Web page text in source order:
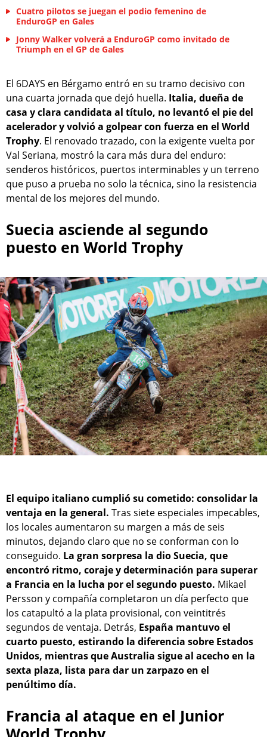
Cuatro pilotos se juegan el podio femenino de
EnduroGP en Gales
Jonny Walker volverá a EnduroGP como invitado de
Triumph en el GP de Gales
El 6DAYS en Bérgamo entró en su tramo decisivo con
una cuarta jornada que dejó huella. Italia, dueña de
casa y clara candidata al título, no levantó el pie del
acelerador y volvió a golpear con fuerza en el World
Trophy. El renovado trazado, con la exigente vuelta por
Val Seriana, mostró la cara más dura del enduro:
senderos históricos, puertos interminables y un terreno
que puso a prueba no solo la técnica, sino la resistencia
mental de los mejores del mundo.
Suecia asciende al segundo
puesto en World Trophy
El equipo italiano cumplió su cometido: consolidar la
ventaja en la general. Tras siete especiales impecables,
los locales aumentaron su margen a más de seis
minutos, dejando claro que no se conforman con lo
conseguido. La gran sorpresa la dio Suecia, que
encontró ritmo, coraje y determinación para superar
a Francia en la lucha por el segundo puesto. Mikael
Persson y compañía completaron un día perfecto que
los catapultó a la plata provisional, con veintitrés
segundos de ventaja. Detrás, España mantuvo el
cuarto puesto, estirando la diferencia sobre Estados
Unidos, mientras que Australia sigue al acecho en la
sexta plaza, lista para dar un zarpazo en el
penúltimo día.
Francia al ataque en el Junior